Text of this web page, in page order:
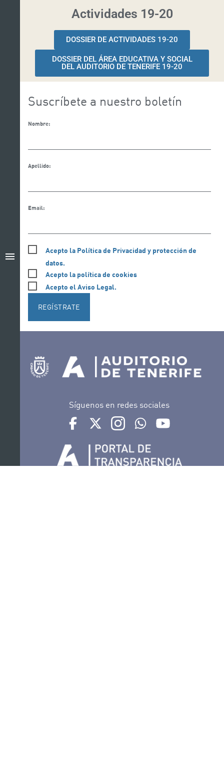
menu
Actividades 19-20
DOSSIER DE ACTIVIDADES 19-20
DOSSIER DEL ÁREA EDUCATIVA Y SOCIAL
DEL AUDITORIO DE TENERIFE 19-20
Suscríbete a nuestro boletín
Nombre:
Apellido:
Email:
Acepto la Política de Privacidad y protección de
datos.
Acepto la política de cookies
Acepto el Aviso Legal.
REGÍSTRATE
Síguenos en redes sociales
Ir a perfil de Auditorio de Tenerife en Facebook
Ir a perfil de Auditorio de Tenerife en
Ir a perfil de Auditorio de
Ir al Boletín Whatsapp